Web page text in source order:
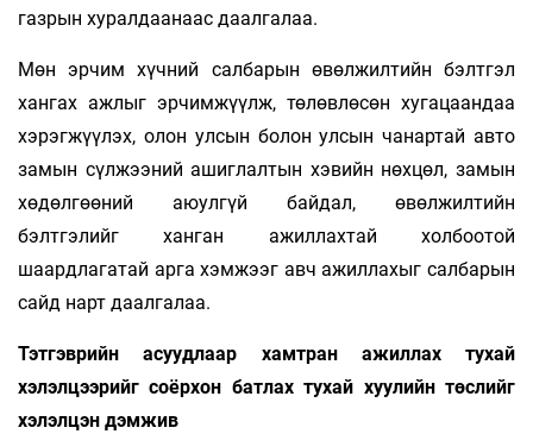
газрын хуралдаанаас даалгалаа.
Мөн эрчим хүчний салбарын өвөлжилтийн бэлтгэл
хангах ажлыг эрчимжүүлж, төлөвлөсөн хугацаандаа
хэрэгжүүлэх, олон улсын болон улсын чанартай авто
замын сүлжээний ашиглалтын хэвийн нөхцөл, замын
хөдөлгөөний аюулгүй байдал, өвөлжилтийн
бэлтгэлийг ханган ажиллахтай холбоотой
шаардлагатай арга хэмжээг авч ажиллахыг салбарын
сайд нарт даалгалаа.
Тэтгэврийн асуудлаар хамтран ажиллах тухай
хэлэлцээрийг соёрхон батлах тухай хуулийн төслийг
хэлэлцэн дэмжив